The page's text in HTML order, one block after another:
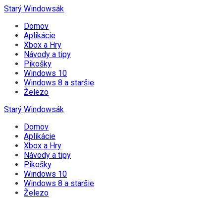
Starý Windowsák
Domov
Aplikácie
Xbox a Hry
Návody a tipy
Pikošky
Windows 10
Windows 8 a staršie
Železo
Starý Windowsák
Domov
Aplikácie
Xbox a Hry
Návody a tipy
Pikošky
Windows 10
Windows 8 a staršie
Železo